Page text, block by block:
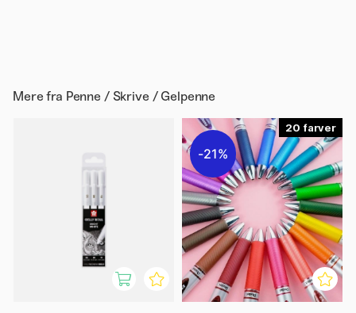
Mere fra Penne / Skrive / Gelpenne
20
21%